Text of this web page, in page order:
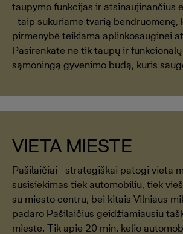
taupymo funkcijas ir atsinaujinančius
- taip sukuriame tvarią bendruomenę,
pirmenybė teikiama aplinkosauginei
Pasirenkate ne tik taupų ir
sąmoningą gyvenimo būdą, kuris
VIETA MIESTE
Pašilaičiai - strategiškai patogi vieta
susisiekimas tiek automobiliu, tiek
su miesto centru, bei kitais Vilniaus
padaro Pašilaičius geidžiamiausiu
mieste. Tik apie 20 min. kelio